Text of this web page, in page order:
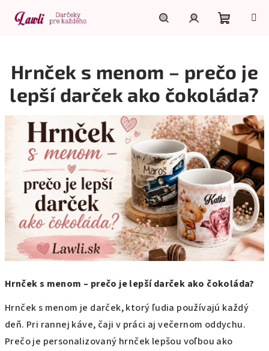
obsah
košík
Hrnček s menom – prečo je
lepší darček ako čokoláda?
Hrnček s menom – prečo je lepší darček ako čokoláda?
Hrnček s menom je darček, ktorý ľudia používajú každý
deň. Pri rannej káve, čaji v práci aj večernom oddychu.
Prečo je personalizovaný hrnček lepšou voľbou ako